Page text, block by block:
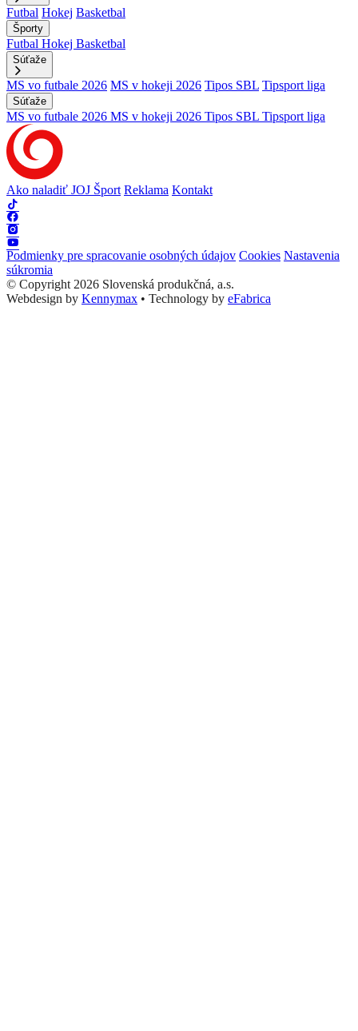
Futbal Hokej Basketbal
Športy
Futbal Hokej Basketbal
Súťaže
MS vo futbale 2026 MS v hokeji 2026 Tipos SBL Tipsport liga
Súťaže
MS vo futbale 2026 MS v hokeji 2026 Tipos SBL Tipsport liga
Ako naladiť JOJ Šport Reklama Kontakt
Podmienky pre spracovanie osobných údajov Cookies Nastavenia
súkromia
© Copyright 2026 Slovenská produkčná, a.s.
Webdesign by Kennymax • Technology by eFabrica